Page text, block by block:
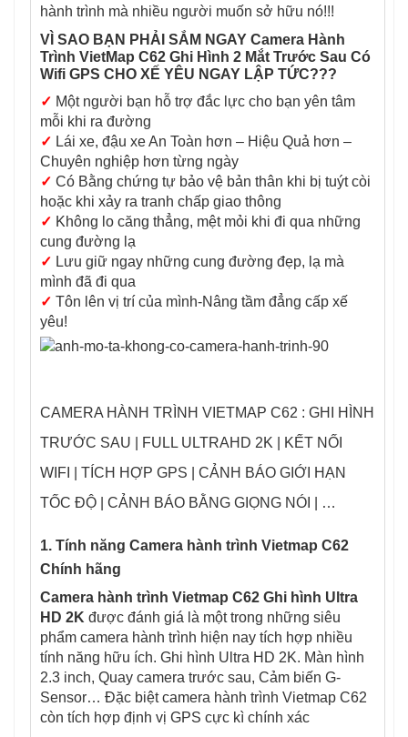
hành trình mà nhiều người muốn sở hữu nó!!!
VÌ SAO BẠN PHẢI SẮM NGAY Camera Hành
Trình VietMap C62 Ghi Hình 2 Mắt Trước Sau Có
Wifi GPS CHO XẾ YÊU NGAY LẬP TỨC???
✓ Một người bạn hỗ trợ đắc lực cho bạn yên tâm
mỗi khi ra đường
✓ Lái xe, đậu xe An Toàn hơn – Hiệu Quả hơn –
Chuyên nghiệp hơn từng ngày
✓ Có Bằng chứng tự bảo vệ bản thân khi bị tuýt còi
hoặc khi xảy ra tranh chấp giao thông
✓ Không lo căng thẳng, mệt mỏi khi đi qua những
cung đường lạ
✓ Lưu giữ ngay những cung đường đẹp, lạ mà
mình đã đi qua
✓ Tôn lên vị trí của mình-Nâng tầm đẳng cấp xế
yêu!
CAMERA HÀNH TRÌNH VIETMAP C62 : GHI HÌNH
TRƯỚC SAU | FULL ULTRAHD 2K | KẾT NỐI
WIFI | TÍCH HỢP GPS | CẢNH BÁO GIỚI HẠN
TỐC ĐỘ | CẢNH BÁO BẰNG GIỌNG NÓI | …
1. Tính năng Camera hành trình Vietmap C62
Chính hãng
Camera hành trình Vietmap C62 Ghi hình Ultra
HD 2K được đánh giá là một trong những siêu
phẩm camera hành trình hiện nay tích hợp nhiều
tính năng hữu ích. Ghi hình Ultra HD 2K. Màn hình
2.3 inch, Quay camera trước sau, Cảm biến G-
Sensor… Đặc biệt camera hành trình Vietmap C62
còn tích hợp định vị GPS cực kì chính xác